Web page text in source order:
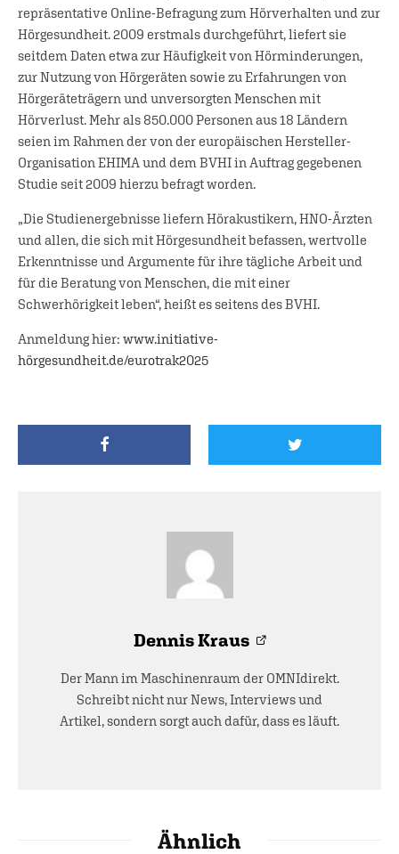
repräsentative Online-Befragung zum Hörverhalten und zur
Hörgesundheit. 2009 erstmals durchgeführt, liefert sie
seitdem Daten etwa zur Häufigkeit von Hörminderungen,
zur Nutzung von Hörgeräten sowie zu Erfahrungen von
Hörgeräteträgern und unversorgten Menschen mit
Hörverlust. Mehr als 850.000 Personen aus 18 Ländern
seien im Rahmen der von der europäischen Hersteller-
Organisation EHIMA und dem BVHI in Auftrag gegebenen
Studie seit 2009 hierzu befragt worden.
„Die Studienergebnisse liefern Hörakustikern, HNO-Ärzten
und allen, die sich mit Hörgesundheit befassen, wertvolle
Erkenntnisse und Argumente für ihre tägliche Arbeit und
für die Beratung von Menschen, die mit einer
Schwerhörigkeit leben“, heißt es seitens des BVHI.
Anmeldung hier: www.initiative-
hörgesundheit.de/eurotrak2025
Dennis Kraus
Der Mann im Maschinenraum der OMNIdirekt.
Schreibt nicht nur News, Interviews und
Artikel, sondern sorgt auch dafür, dass es läuft.
Ähnlich